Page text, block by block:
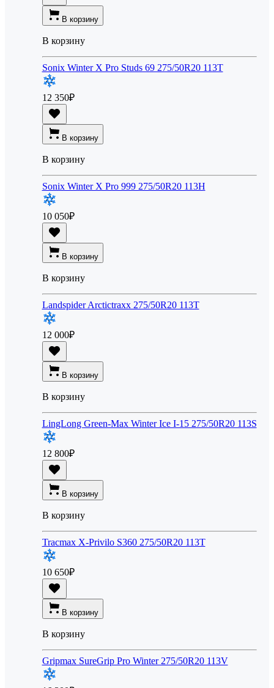
В корзину
В корзину
Sonix Winter X Pro Studs 69 275/50R20 113T
12 350₽
В корзину
В корзину
Sonix Winter X Pro 999 275/50R20 113H
10 050₽
В корзину
В корзину
Landspider Arctictraxx 275/50R20 113T
12 000₽
В корзину
В корзину
LingLong Green-Max Winter Ice I-15 275/50R20 113S
12 800₽
В корзину
В корзину
Tracmax X-Privilo S360 275/50R20 113T
10 650₽
В корзину
В корзину
Gripmax SureGrip Pro Winter 275/50R20 113V